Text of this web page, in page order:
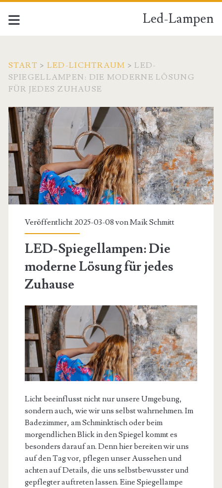
Led-Lampen
START > LED-LICHTRAUM >LED-
SPIEGELLAMPEN: DIE MODERNE LÖSUNG
FÜR JEDES ZUHAUSE
Veröffentlicht 2025-03-08 vonMaik Schmitt
LED-Spiegellampen: Die
moderne Lösung für jedes
Zuhause
Licht beeinflusst nicht nur unsere Umgebung,
sondern auch, wie wir uns selbst wahrnehmen. Im
Badezimmer, am Schminktisch oder beim
morgendlichen Blick in den Spiegel kommt es
besonders darauf an. Denn hier bereiten wir uns
auf den Tag vor, pflegen unser Aussehen und
achten auf Details, die uns selbstbewusster und
gepflegter auftreten lassen. Eine Spiegellampe